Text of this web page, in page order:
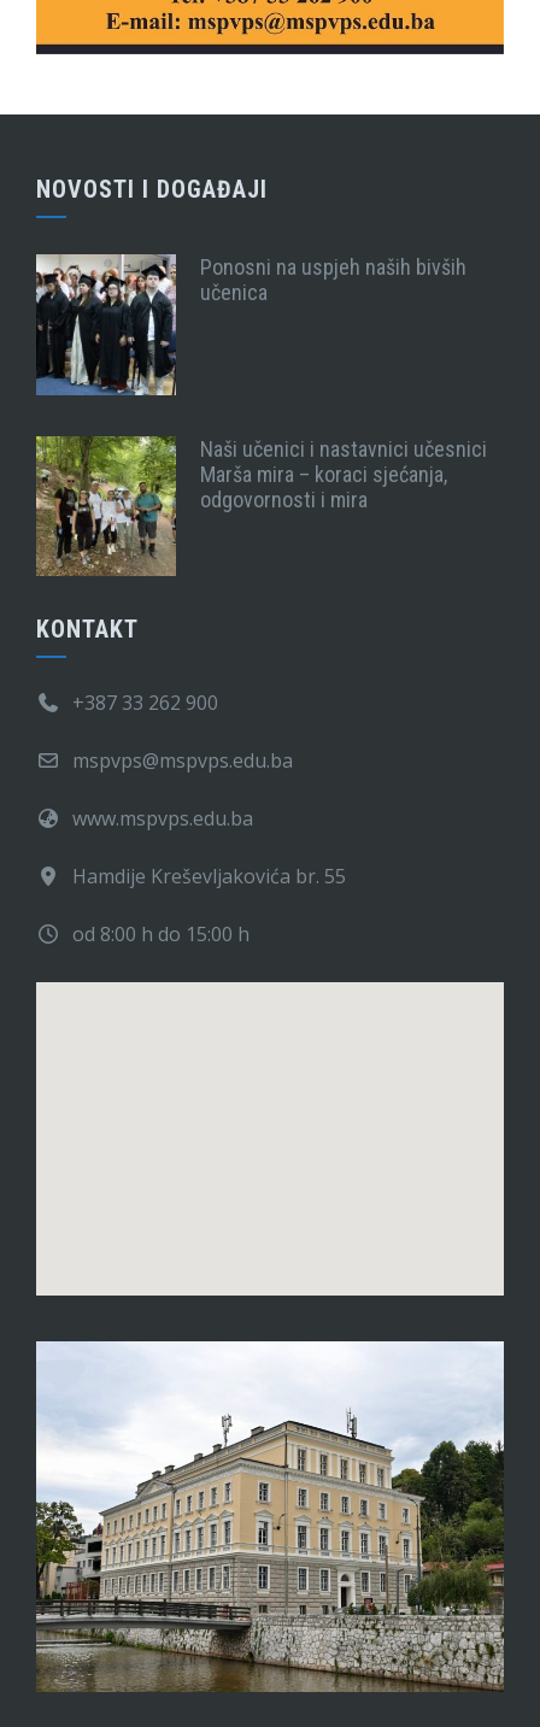
NOVOSTI I DOGAĐAJI
Ponosni na uspjeh naših bivših
učenica
Naši učenici i nastavnici učesnici
Marša mira – koraci sjećanja,
odgovornosti i mira
KONTAKT
+387 33 262 900
mspvps@mspvps.edu.ba
www.mspvps.edu.ba
Hamdije Kreševljakovića br. 55
od 8:00 h do 15:00 h